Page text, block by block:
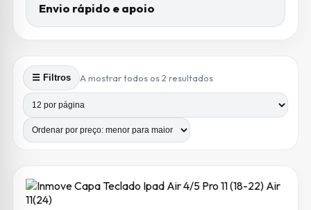
Envio rápido e apoio
☰ Filtros A mostrar todos os 2 resultadosOrdenado por preço:
Produtos por página
Número de colunas